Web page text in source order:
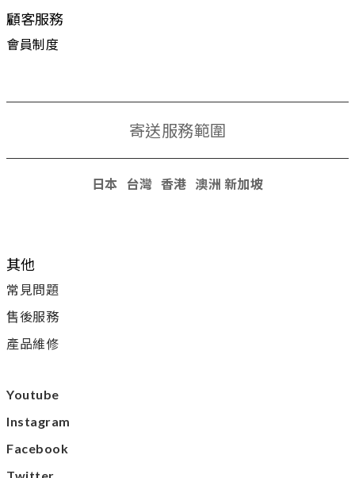
顧客服務
會員制度
寄送服務範圍
日本 台灣 香港 澳洲 新加坡
其他
常見問題
售後服務
產品維修
Youtube
Instagram
Facebook